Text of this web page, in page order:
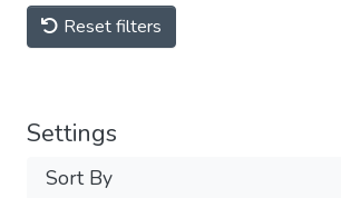
Reset filters
Settings
Sort By